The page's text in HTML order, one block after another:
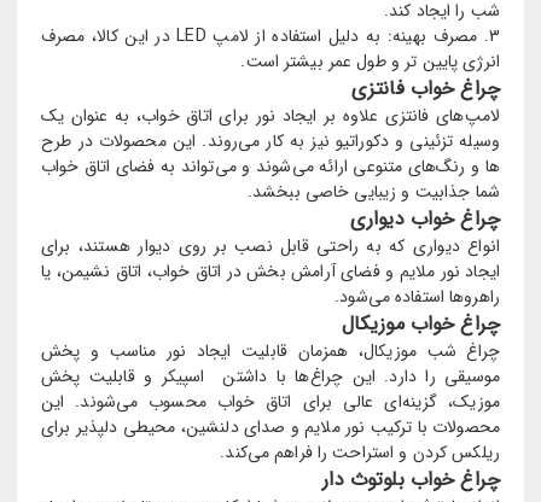
شب را ایجاد کند.
3. مصرف بهینه: به دلیل استفاده از لامپ LED در این کالا، مصرف
انرژی پایین تر و طول عمر بیشتر است.
چراغ خواب فانتزی
لامپ‌های فانتزی علاوه بر ایجاد نور برای اتاق خواب، به عنوان یک
وسیله تزئینی و دکوراتیو نیز به کار می‌روند. این محصولات در طرح‌
ها و رنگ‌های متنوعی ارائه می‌شوند و می‌تواند به فضای اتاق خواب
شما جذابیت و زیبایی خاصی ببخشد.
چراغ خواب دیواری
انواع دیواری که به راحتی قابل نصب بر روی دیوار هستند، برای
ایجاد نور ملایم و فضای آرامش ‌بخش در اتاق خواب، اتاق نشیمن، یا
راهروها استفاده می‌شود.
چراغ خواب موزیکال
چراغ شب موزیکال، همزمان قابلیت ایجاد نور مناسب و پخش
موسیقی را دارد. این چراغ‌ها با داشتن اسپیکر و قابلیت پخش
موزیک، گزینه‌ای عالی برای اتاق خواب محسوب می‌شوند. این
محصولات با ترکیب نور ملایم و صدای دلنشین، محیطی دلپذیر برای
ریلکس کردن و استراحت را فراهم می‌کند.
چراغ خواب بلوتوث دار